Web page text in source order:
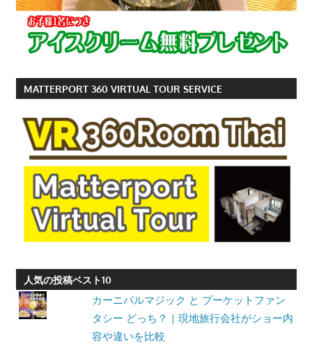
MATTERPORT 360 VIRTUAL TOUR SERVICE
人気の投稿ベスト10
カーニバルマジック と プーケットファン
タシー どっち？｜現地旅行会社がショー内
容や違いを比較